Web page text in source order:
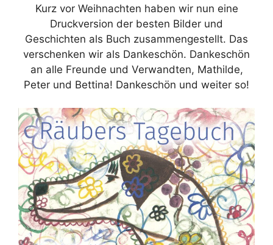
Kurz vor Weihnachten haben wir nun eine
Druckversion der besten Bilder und
Geschichten als Buch zusammengestellt. Das
verschenken wir als Dankeschön. Dankeschön
an alle Freunde und Verwandten, Mathilde,
Peter und Bettina! Dankeschön und weiter so!